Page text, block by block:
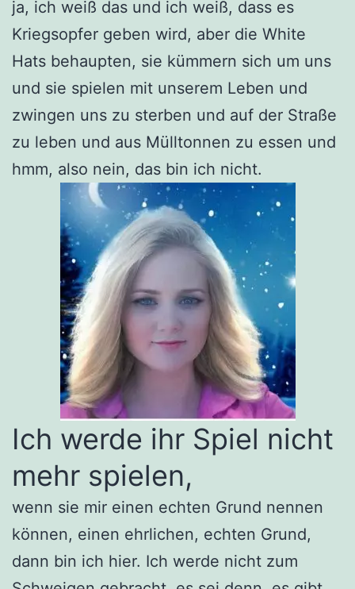
ja, ich weiß das und ich weiß, dass es
Kriegsopfer geben wird, aber die White
Hats behaupten, sie kümmern sich um uns
und sie spielen mit unserem Leben und
zwingen uns zu sterben und auf der Straße
zu leben und aus Mülltonnen zu essen und
hmm, also nein, das bin ich nicht.
Ich werde ihr Spiel nicht
mehr spielen,
wenn sie mir einen echten Grund nennen
können, einen ehrlichen, echten Grund,
dann bin ich hier. Ich werde nicht zum